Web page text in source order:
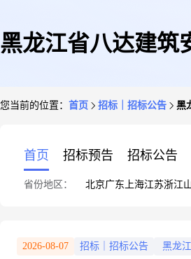
黑龙江省八达建筑
您当前的位置： 首页 招标｜招标公告 黑
首页 招标预告 招标公告
省份地区： 北京广东 上海江苏浙江
2026-08-07 招标｜招标公告 黑龙